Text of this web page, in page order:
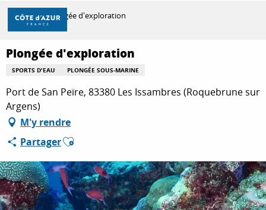
Aller
contenu
principal
DÉCOUVRIR
À FAIRE
SÉJOURNER
Accueil Plongée d'exploration
Plongée d'exploration
SPORTS D'EAU PLONGÉE SOUS-MARINE
Port de San Peïre, 83380 Les Issambres (Roquebrune sur
Argens)
M'y rendre
PartagerAjouter aux favoris